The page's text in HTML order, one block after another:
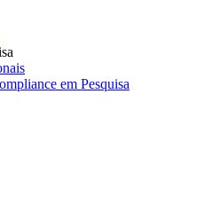
em Pesquisa